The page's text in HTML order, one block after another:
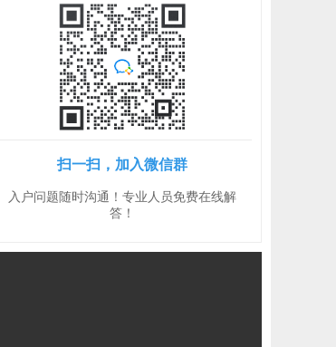
扫一扫，加入微信群
入户问题随时沟通！专业人员免费在线解
答！